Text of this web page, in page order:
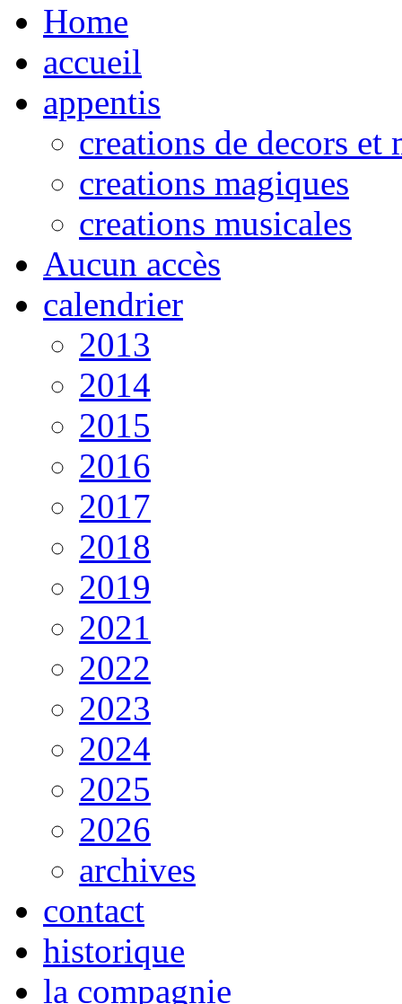
Home
accueil
appentis
creations de decors et
creations magiques
creations musicales
Aucun accès
calendrier
2013
2014
2015
2016
2017
2018
2019
2021
2022
2023
2024
2025
2026
archives
contact
historique
la compagnie